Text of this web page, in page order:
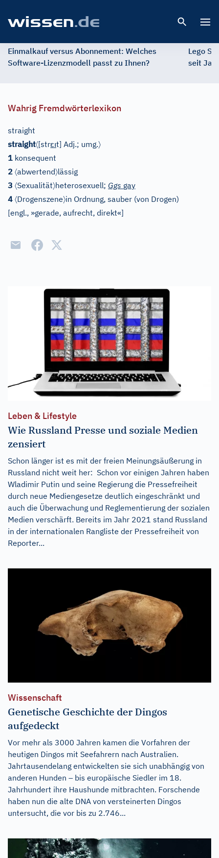
Einmalkauf versus Abonnement: Welches
Software-Lizenzmodell passt zu Ihnen?
Lego
seit
Wahrig Fremdwörterlexikon
straight
straight〈[strɛıt] Adj.; umg.〉
1 konsequent
2 〈abwertend〉lässig
3 〈Sexualität〉heterosexuell; Ggs gay
4 〈Drogenszene〉in Ordnung, sauber (von Drogen)
[engl., »gerade, aufrecht, direkt«]
Leben & Lifestyle
Wie Russland Presse und soziale Medien
zensiert
Schon länger ist es mit der freien Meinungsäußerung in
Russland nicht weit her: Schon vor einigen Jahren haben
Wladimir Putin und seine Regierung die Pressefreiheit
durch neue Mediengesetze deutlich eingeschränkt und
auch die Überwachung und Reglementierung der sozialen
Medien verschärft. Bereits im Jahr 2021 stand Russland
in der internationalen Rangliste der Pressefreiheit von
Reporter...
Wissenschaft
Genetische Geschichte der Dingos
aufgedeckt
Vor mehr als 3000 Jahren kamen die Vorfahren der
heutigen Dingos mit Seefahrern nach Australien.
Jahrtausendelang entwickelten sie sich unabhängig von
anderen Hunden – bis europäische Siedler im 18.
Jahrhundert ihre Haushunde mitbrachten. Forschende
haben nun die alte DNA von versteinerten Dingos
untersucht, die vor bis zu 2.746...